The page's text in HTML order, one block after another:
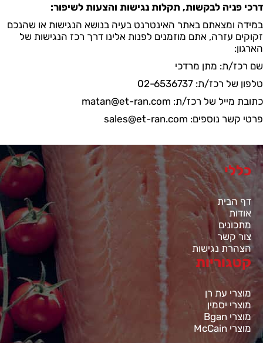
דרכי פניה לבקשות, תקלות נגישות והצעות לשיפור:
במידה ומצאתם באתר האינטרנט בעיה בנושא הנגישות או שהנכם
זקוקים עזרה, אתם מוזמנים לפנות אלינו דרך רכז הנגישות של
הארגון:
שם רכז/ת: מתן מרדכי
טלפון של רכז/ת: 02-6536737
כתובת מייל של רכז/ת: matan@et-ran.com
פרטי קשר נוספים: sales@et-ran.com
כללי
דף הבית
אודות
מתכונים
צור קשר
הצהרת נגישות
קטגוריות
מוצרי עת רן
מוצרי יסמין
מוצרי Bgan
מוצרי McCain